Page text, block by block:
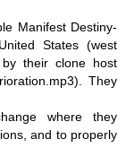
Manifest Destiny-
States (west
by their clone host
They
where they
and to properly